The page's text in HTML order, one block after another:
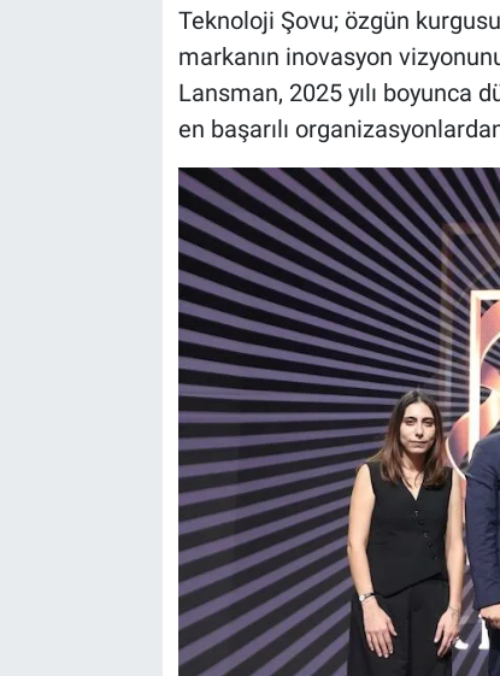
Teknoloji Şovu; özgün
markanın inovasyon
Lansman, 2025 yılı boyunca
en başarılı